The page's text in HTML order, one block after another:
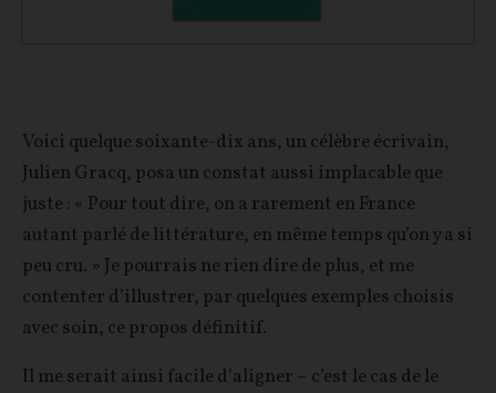
Voici quelque soixante-dix ans, un célèbre écrivain,
Julien Gracq, posa un constat aussi implacable que
juste : « Pour tout dire, on a rarement en France
autant parlé de littérature, en même temps qu’on y a si
peu cru. » Je pourrais ne rien dire de plus, et me
contenter d’illustrer, par quelques exemples choisis
avec soin, ce propos définitif.
Il me serait ainsi facile d’aligner – c’est le cas de le